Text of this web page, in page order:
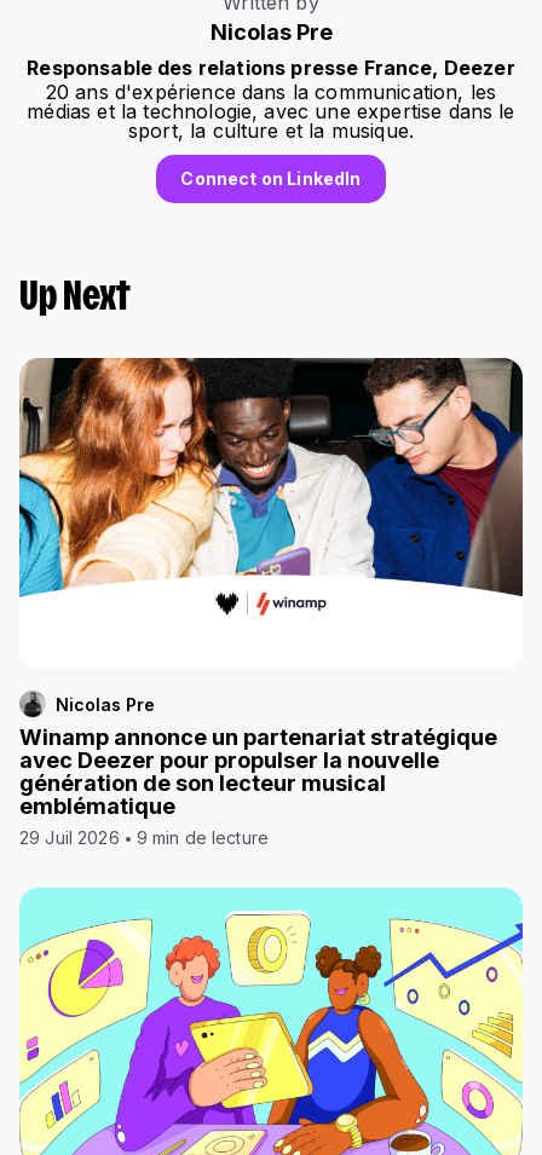
Nicolas Pre
Responsable des relations presse France, Deezer
20 ans d'expérience dans la communication, les
médias et la technologie, avec une expertise dans le
sport, la culture et la musique.
Connect on LinkedIn
Up Next
Nicolas Pre
Winamp annonce un partenariat stratégique
avec Deezer pour propulser la nouvelle
génération de son lecteur musical
emblématique
29 Juil 2026 9 min de lecture